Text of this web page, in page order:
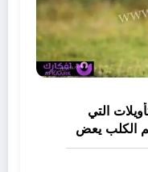
التي
الكلب يعض